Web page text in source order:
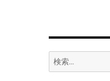
検
索: